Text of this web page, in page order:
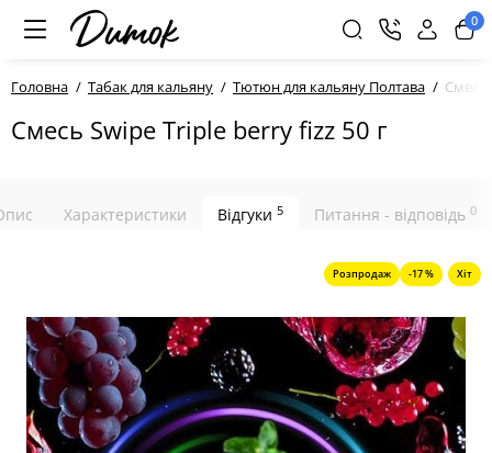
0
Головна Табак для кальяну Тютюн для кальяну Полтава Cмесь
Cмесь Swipe Triple berry fizz 50 г
Характеристики Відгуки 5 Питання - відповідь 0
Розпродаж -17 % Хіт